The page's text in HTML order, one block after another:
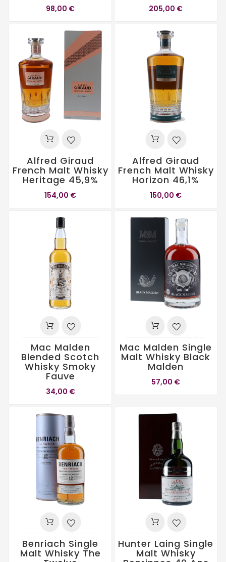
98,00 € 205,00 €
Alfred Giraud
French Malt Whisky
Heritage 45,9%
154,00 €
Alfred Giraud
French Malt Whisky
Horizon 46,1%
150,00 €
Mac Malden
Blended Scotch
Whisky Smoky
Fauve
34,00 €
Mac Malden Single
Malt Whisky Black
Malden
57,00 €
Benriach Single
Malt Whisky The
Hunter Laing Single
Malt Whisky